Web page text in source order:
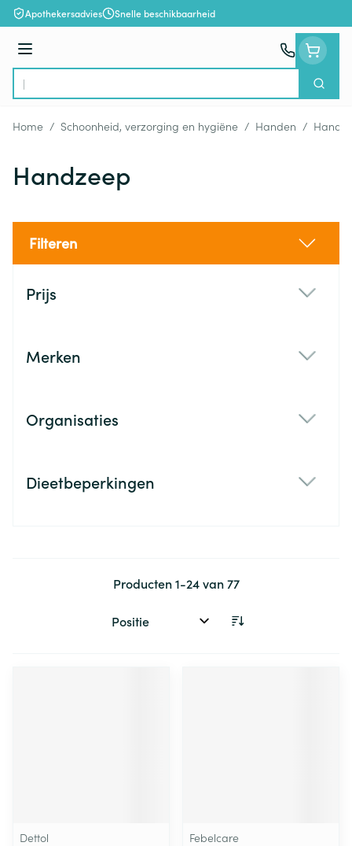
Ga naar de inhoud
Apothekersadvies Snelle beschikbaarheid
Menu
Product, merk, categorie...
Zoek
Home / Schoonheid, verzorging en hygiëne / Handen /
Handzeep
Filteren
Prijs
Merken
Organisaties
Dieetbeperkingen
Producten1-24van77
Sorteer op:
Dettol
Febelcare